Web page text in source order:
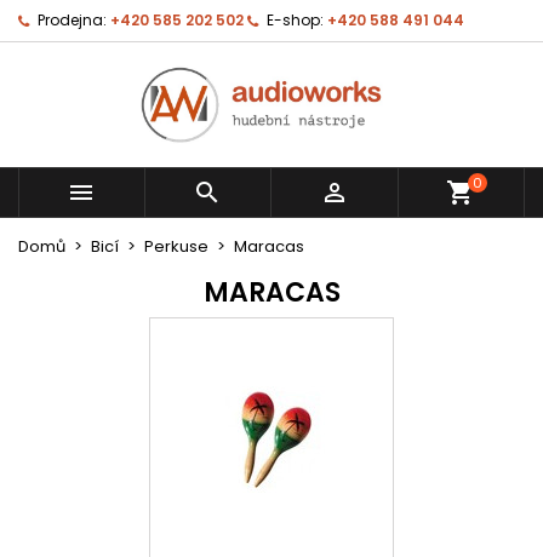
Prodejna: +420 585 202 502 E-shop: +420 588 491 044
   shopping_cart0
Domů Bicí Perkuse Maracas
MARACAS